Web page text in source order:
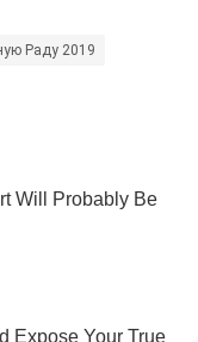
Раду 2019